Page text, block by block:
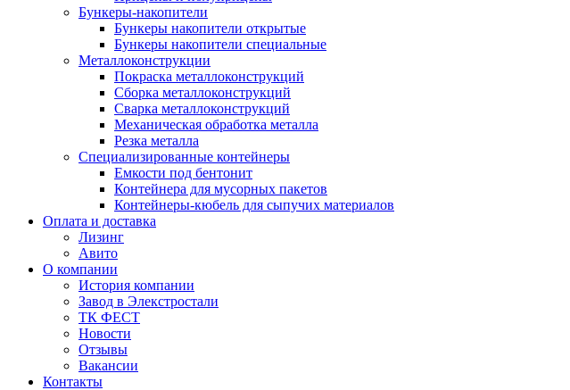
Бункеры-накопители
Бункеры накопители открытые
Бункеры накопители специальные
Металлоконструкции
Покраска металлоконструкций
Сборка металлоконструкций
Сварка металлоконструкций
Механическая обработка металла
Резка металла
Специализированные контейнеры
Емкости под бентонит
Контейнера для мусорных пакетов
Контейнеры-кюбель для сыпучих материалов
Оплата и доставка
Лизинг
Авито
О компании
История компании
Завод в Элекстростали
ТК ФЕСТ
Новости
Отзывы
Вакансии
Контакты